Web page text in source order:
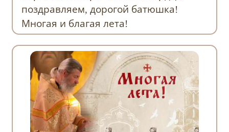
поздравляем, дорогой батюшка!
Многая и благая лета!